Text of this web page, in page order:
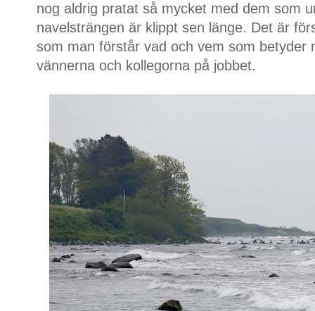
nog aldrig pratat så mycket med dem som
navelsträngen är klippt sen länge. Det är
som man förstår vad och vem som betyder
vännerna och kollegorna på jobbet.